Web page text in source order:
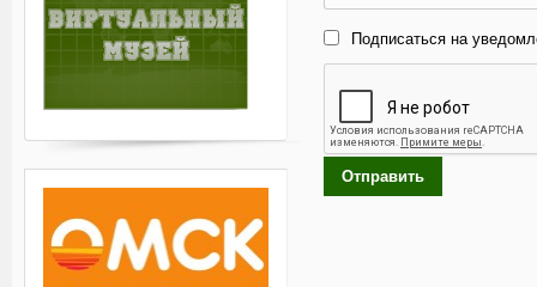
Подписаться на
Отправить